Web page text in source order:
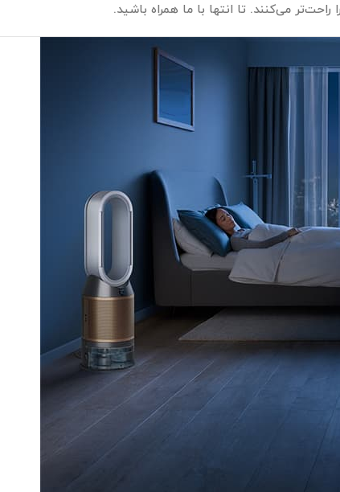
می‌کنند. تا انتها با ما همراه باشید.